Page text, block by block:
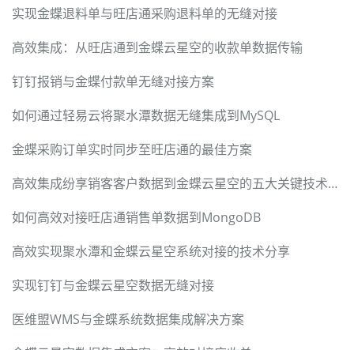
实现金蝶退料单与旺店通采购退料单的无缝对接
高效集成：从旺店通到金蝶云星空的收款单数据传输
钉钉报销与金蝶付款单无缝对接方案
如何通过轻易云将聚水潭数据无缝集成到MySQL
金蝶采购订单实时同步至旺店通的最佳方案
高效集成纷享销客客户数据到金蝶云星空的五大关键技术要点
如何高效对接旺店通销售单数据到MongoDB
高效实现聚水潭和金蝶云星空系统对接的技术分享
实现钉钉与金蝶云星空数据无缝对接
医维盟WMS与金蝶系统数据集成解决方案